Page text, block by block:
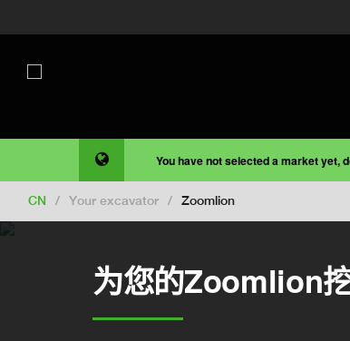
You have not selected a market yet,
CN / Your excavator / Zoomlion
为您的Zoomlion